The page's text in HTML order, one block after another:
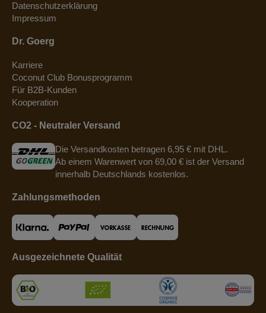
Datenschutzerklärung
Impressum
Dr. Goerg
Karriere
Coconut Club Bonusprogramm
Für B2B-Kunden
Kooperation
CO2 - Neutraler Versand
Die Versandkosten betragen 6,95 € mit DHL.
Ab einem Warenwert von 69,00 € ist der Versand
innerhalb Deutschlands kostenlos.
Zahlungsmethoden
Ausgezeichnete Qualität